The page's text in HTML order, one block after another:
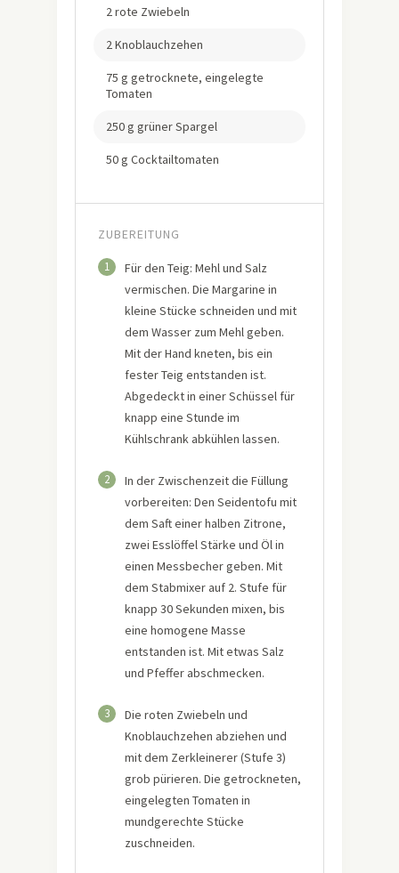
2 rote Zwiebeln
2 Knoblauchzehen
75 g getrocknete, eingelegte
Tomaten
250 g grüner Spargel
50 g Cocktailtomaten
ZUBEREITUNG
1
Für den Teig: Mehl und Salz
vermischen. Die Margarine in
kleine Stücke schneiden und mit
dem Wasser zum Mehl geben.
Mit der Hand kneten, bis ein
fester Teig entstanden ist.
Abgedeckt in einer Schüssel für
knapp eine Stunde im
Kühlschrank abkühlen lassen.
2
In der Zwischenzeit die Füllung
vorbereiten: Den Seidentofu mit
dem Saft einer halben Zitrone,
zwei Esslöffel Stärke und Öl in
einen Messbecher geben. Mit
dem Stabmixer auf 2. Stufe für
knapp 30 Sekunden mixen, bis
eine homogene Masse
entstanden ist. Mit etwas Salz
und Pfeffer abschmecken.
3
Die roten Zwiebeln und
Knoblauchzehen abziehen und
mit dem Zerkleinerer (Stufe 3)
grob pürieren. Die getrockneten,
eingelegten Tomaten in
mundgerechte Stücke
zuschneiden.